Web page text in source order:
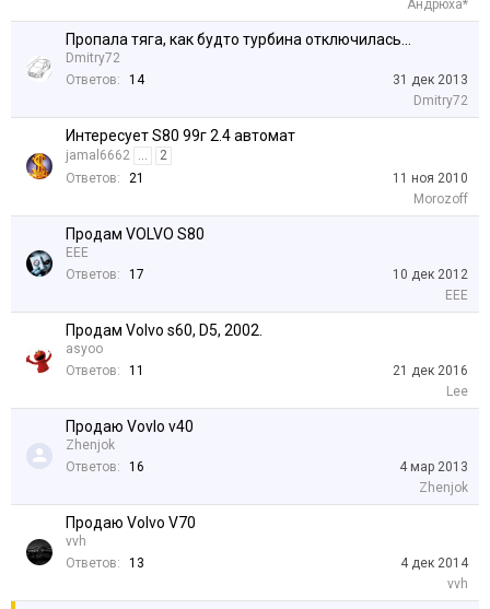
Андрюха*
Пропала тяга, как будто турбина отключилась...
Dmitry72
Ответов:
14
31 дек 2013
Dmitry72
Интересует S80 99г 2.4 автомат
jamal6662 ...
2
Ответов:
21
11 ноя 2010
Morozoff
Продам VOLVO S80
EEE
Ответов:
17
10 дек 2012
EEE
Продам Volvo s60, D5, 2002.
asyoo
Ответов:
11
21 дек 2016
Lee
Продаю Vovlo v40
Zhenjok
Ответов:
16
4 мар 2013
Zhenjok
Продаю Volvo V70
vvh
Ответов:
13
4 дек 2014
vvh